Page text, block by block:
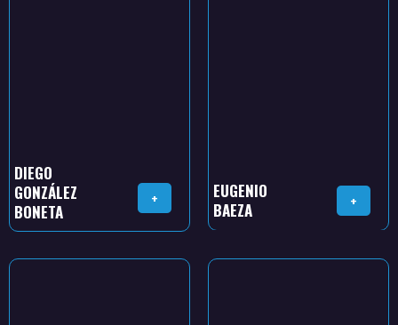
DIEGO
GONZÁLEZ
BONETA
+
EUGENIO
BAEZA
+